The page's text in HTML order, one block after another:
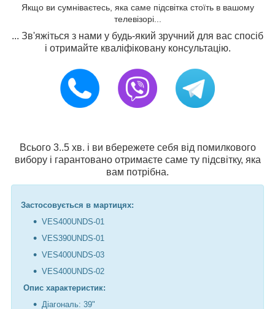
Якщо ви сумніваєтесь, яка саме підсвітка стоїть в вашому
телевізорі...
... Зв'яжіться з нами у будь-який зручний для вас спосіб
і отримайте кваліфіковану консультацію.
Всього 3..5 хв. і ви вбережете себя від помилкового
вибору і гарантовано отримаєте саме ту підсвітку, яка
вам потрібна.
Застосовується в мартицях:
VES400UNDS-01
VES390UNDS-01
VES400UNDS-03
VES400UNDS-02
Опис характеристик:
Діагональ: 39"